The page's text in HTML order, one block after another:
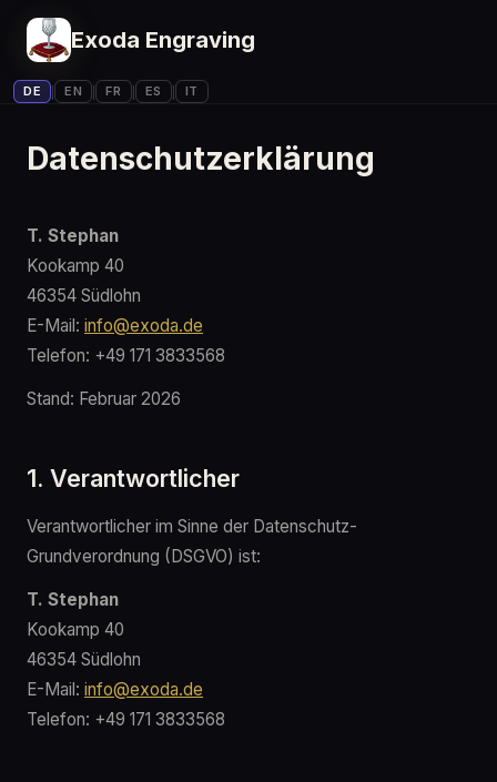
Exoda Engraving
DE EN FR ES IT
Datenschutzerklärung
T. Stephan
Kookamp 40
46354 Südlohn
E-Mail: info@exoda.de
Telefon: +49 171 3833568
Stand: Februar 2026
1. Verantwortlicher
Verantwortlicher im Sinne der Datenschutz-
Grundverordnung (DSGVO) ist:
T. Stephan
Kookamp 40
46354 Südlohn
E-Mail: info@exoda.de
Telefon: +49 171 3833568